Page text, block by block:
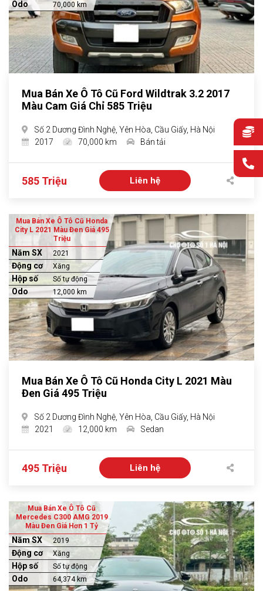
Odo 70,000 km
Mua Bán Xe Ô Tô Cũ Ford Wildtrak 3.2 2017
Màu Cam Giá Chỉ 585 Triệu
Số 2 Dương Đình Nghệ, Yên Hòa, Cầu Giấy, Hà Nội
2017
70,000 km Bán tải
585 Triệu Liên hệ
Mua Bán Xe Ô Tô Cũ Honda
City L 2021 Màu Đen Giá 495
Triệu
Năm SX 2021
Động cơ Xăng
Hộp số Số tự động
Odo 12,000 km
Mua Bán Xe Ô Tô Cũ Honda City L 2021 Màu
Đen Giá 495 Triệu
Số 2 Dương Đình Nghệ, Yên Hòa, Cầu Giấy, Hà Nội
2021
12,000 km Sedan
495 Triệu Liên hệ
Mua Bán Xe Ô Tô Cũ
Mercedes C300 AMG 2019
Màu Đen Giá Hơn 1 Tỷ
Năm SX 2019
Động cơ Xăng
Hộp số Số tự động
Odo 64,374 km